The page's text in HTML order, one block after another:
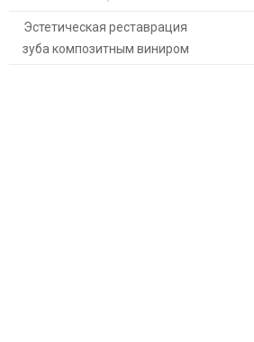
Эстетическая реставрация
зуба композитным виниром